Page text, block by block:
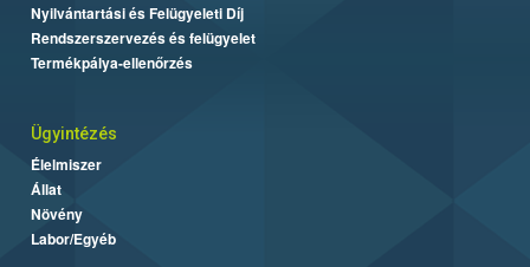
Nyilvántartási és Felügyeleti Díj
Rendszerszervezés és felügyelet
Termékpálya-ellenőrzés
Ügyintézés
Élelmiszer
Állat
Növény
Labor/Egyéb